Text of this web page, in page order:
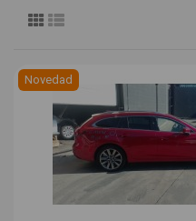
Novedad